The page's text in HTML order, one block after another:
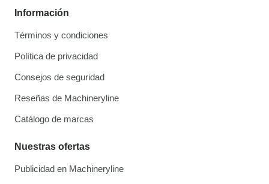
Información
Términos y condiciones
Política de privacidad
Consejos de seguridad
Reseñas de Machineryline
Catálogo de marcas
Nuestras ofertas
Publicidad en Machineryline